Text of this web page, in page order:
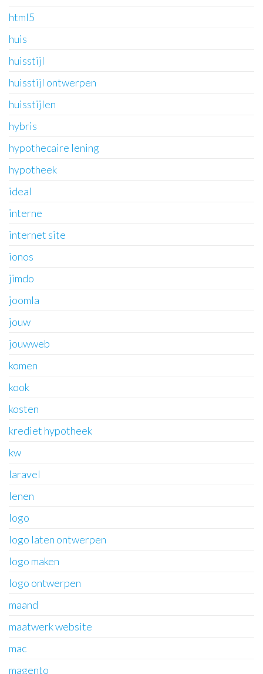
html5
huis
huisstijl
huisstijl ontwerpen
huisstijlen
hybris
hypothecaire lening
hypotheek
ideal
interne
internet site
ionos
jimdo
joomla
jouw
jouwweb
komen
kook
kosten
krediet hypotheek
kw
laravel
lenen
logo
logo laten ontwerpen
logo maken
logo ontwerpen
maand
maatwerk website
mac
magento